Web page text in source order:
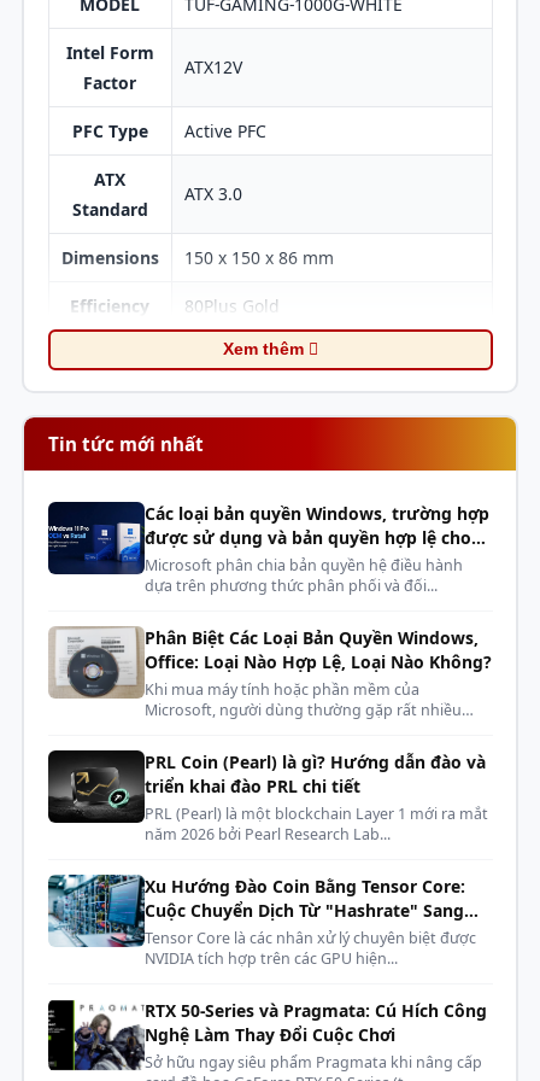
1000W 80 Plus Gold TUF-1000G còn được trang bị đầu
này giúp mức cung cấp tiêu thụ năng lượng lên gấp 2
Intel Form
Factor
ATX12V
PFC Type Active PFC
ATX
Standard
ATX 3.0
Dimensions 150 x 150 x 86 mm
Efficiency 80Plus Gold
OPP/OVP/UVP/SCP/OCP/OTP
Hazardous
ROHS
AC Input
Range
100-240Vac
DC Output
Maximum
Load
25A25A83.3A 0.8A 3A
Combined
Load
130W 130W 1000W 9.6W 15W
Total
1000W
Connectors
MB 24/20-pin x 1
CPU 4+4-pin x 2
PCI-E 16-pin x 1 (both PSU &
PCI-E 8-pin x 4
SATA x 5
Xem thêm
Tin tức mới nhất
Các loại bản quyền Windows, trường hợp
được sử dụng và bản quyền hợp lệ cho
phòng máy, dàn net, cyber
Microsoft phân chia bản quyền hệ điều hành
dựa trên phương thức phân phối và đối...
Phân Biệt Các Loại Bản Quyền Windows,
Office: Loại Nào Hợp Lệ, Loại Nào Không?
Khi mua máy tính hoặc phần mềm của
Microsoft, người dùng thường gặp rất nhiều
PRL Coin (Pearl) là gì? Hướng dẫn đào và
triển khai đào PRL chi tiết
PRL (Pearl) là một blockchain Layer 1 mới ra mắt
năm 2026 bởi Pearl Research Lab...
Xu Hướng Đào Coin Bằng Tensor Core:
Cuộc Chuyển Dịch Từ "Hashrate" Sang
"AI Compute"
Tensor Core là các nhân xử lý chuyên biệt được
NVIDIA tích hợp trên các GPU hiện...
RTX 50-Series và Pragmata: Cú Hích Công
Nghệ Làm Thay Đổi Cuộc Chơi
Sở hữu ngay siêu phẩm Pragmata khi nâng cấp